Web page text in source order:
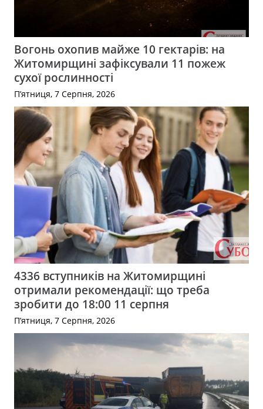
Вогонь охопив майже 10 гектарів: на
Житомирщині зафіксували 11 пожеж
сухої рослинності
П’ятниця, 7 Серпня, 2026
4336 вступників на Житомирщині
отримали рекомендації: що треба
зробити до 18:00 11 серпня
П’ятниця, 7 Серпня, 2026